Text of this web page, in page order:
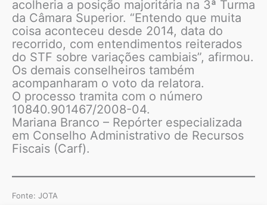
acolheria a posição majoritária na 3ª Turma
da Câmara Superior. “Entendo que muita
coisa aconteceu desde 2014, data do
recorrido, com entendimentos reiterados
do STF sobre variações cambiais”, afirmou.
Os demais conselheiros também
acompanharam o voto da relatora.
O processo tramita com o número
10840.901467/2008-04.
Mariana Branco – Repórter especializada
em Conselho Administrativo de Recursos
Fiscais (Carf).
Fonte: JOTA